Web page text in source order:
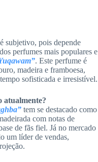
subjetivo, pois depende
perfumes mais populares e
. Este perfume é
madeira e framboesa,
sofisticada e irresistível.
atualmente?
tem se destacado como
com notas de
de fãs fiel. Já no mercado
um líder de vendas,